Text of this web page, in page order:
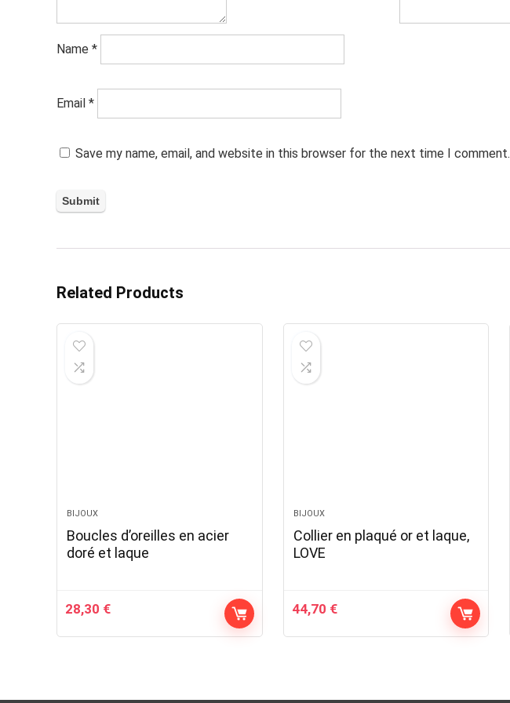
Name *
Email *
Save my name, email, and website in this browser for the next time I comment.
Related Products
BIJOUX
Boucles d’oreilles en acier
doré et laque
28,30 €
BIJOUX
Collier en plaqué or et laque,
LOVE
44,70 €